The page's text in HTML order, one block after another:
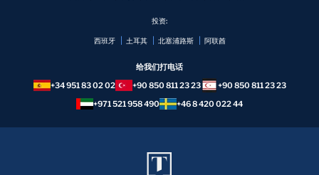
投资:
西班牙 土耳其 北塞浦路斯 阿联酋
给我们打电话
+34 951 83 02 02
+90 850 811 23 23
+90 850 811 23 23
+971 521 958 490
+46 8 420 022 44